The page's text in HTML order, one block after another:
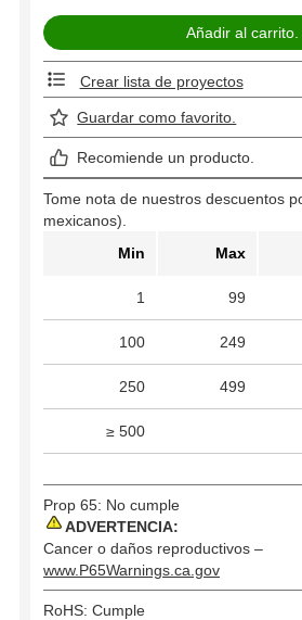
Crear lista de proyectos
Guardar como favorito.
Recomiende un producto.
Tome nota de nuestros descuentos
mexicanos).
Min
Max
1 99
100 249
250 499
≥ 500
Prop 65: No cumple
ADVERTENCIA:
Cancer o daños reproductivos –
www.P65Warnings.ca.gov
RoHS: Cumple